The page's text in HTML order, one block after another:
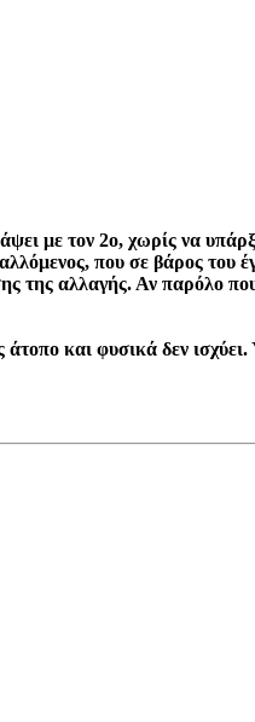
με τον 2ο, χωρίς να
που σε βάρος
της αλλαγής. Αν παρόλο
και φυσικά δεν